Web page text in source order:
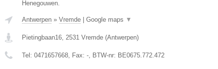
Henegouwen.
Antwerpen » Vremde Google maps ▼
Pietingbaan16, 2531 Vremde (Antwerpen)
Tel: 0471657668, Fax: -, BTW-nr: BE0675.772.472